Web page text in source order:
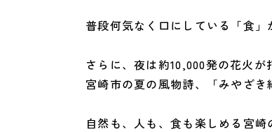
普段何気なく口にしている「食」
さらに、夜は約10,000発の花火が
宮崎市の夏の風物詩、「みやざき
自然も、人も、食も楽しめる宮